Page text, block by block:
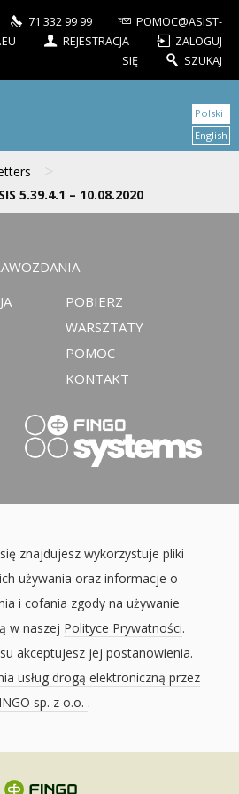
71 332 99 99
POMOC@ASIST-
REJESTRACJA
ZALOGUJ
SIĘ
SZUKAJ
>
5.39.4.1 – 10.08.2020
Polski
English
POBIERZ
WARSZTATY
POMOC
KONTAKT
znajdujesz wykorzystuje pliki
używania oraz informacje o
i cofania zgody na używanie
w naszej Polityce Prywatności.
akceptujesz jej postanowienia.
usług drogą elektroniczną przez
sp. z o.o. .